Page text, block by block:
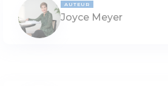
AUTEUR
Joyce Meyer